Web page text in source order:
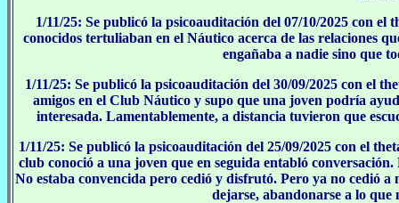
1/11/25: Se publicó la psicoauditación del 07/10/2025 con
conocidos tertuliaban en el Náutico acerca de las relaciones
engañaba a nadie sino que
1/11/25: Se publicó la psicoauditación del 30/09/2025 con el
amigos en el Club Náutico y supo que una joven podría
interesada. Lamentablemente, a distancia tuvieron que
1/11/25: Se publicó la psicoauditación del 25/09/2025 con el
club conoció a una joven que en seguida entabló
No estaba convencida pero cedió y disfrutó. Pero ya no cedió
dejarse, abandonarse a lo